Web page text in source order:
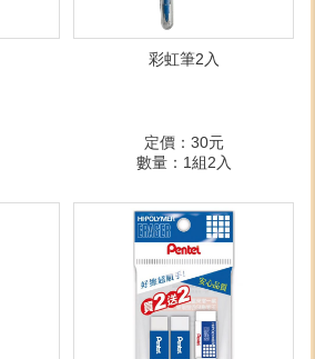
彩虹筆2入
定價：30元
數量：1組2入